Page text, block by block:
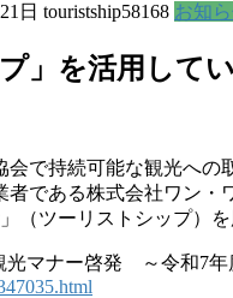
日 touristship58168 お知
」を活用して
で持続可能な観光へ
者である株式会社ワン・
（ツーリストシップ）
光マナー啓発 ～令和7